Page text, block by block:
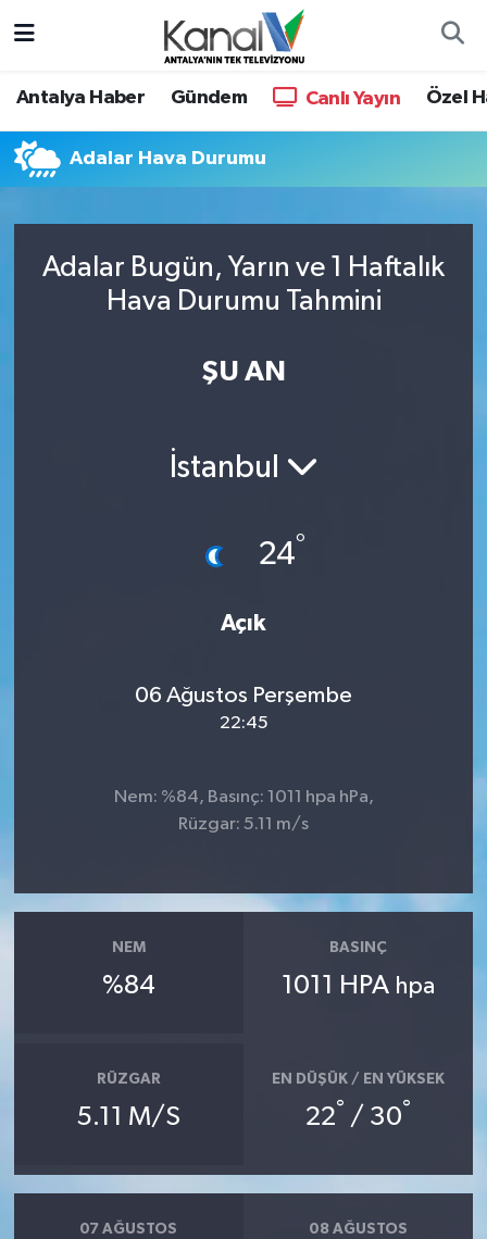
Antalya Haber Gündem Canlı Yayın Özel
Adalar Hava Durumu
Adalar Bugün, Yarın ve 1 Haftalık
Hava Durumu Tahmini
ŞU AN
İstanbul
24°
Açık
06 Ağustos Perşembe
22:45
Nem: %84, Basınç: 1011 hpa hPa,
Rüzgar: 5.11 m/s
NEM
%84
BASINÇ
1011 HPA hpa
RÜZGAR
5.11 M/S
EN DÜŞÜK / EN YÜKSEK
22° / 30°
07 AĞUSTOS 08 AĞUSTOS
Antalya Haber
Dünya
Ekonomi
Haber Kuşakları
Magazin
Sağlık
Sosyal medya
Televizyon
Yaşam
Hava Durumu
Trafik Durumu
Tüm Manşetler
Son Dakika Haberleri